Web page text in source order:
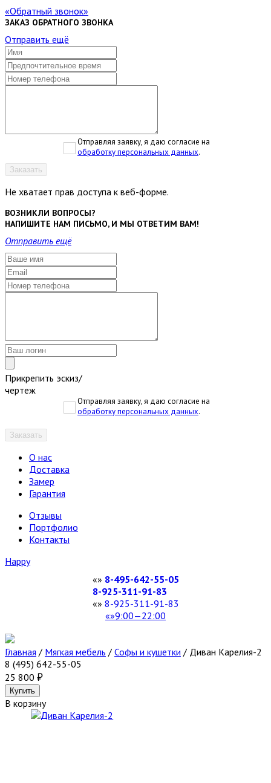
Обратный звонок
ЗАКАЗ ОБРАТНОГО ЗВОНКА
Отправить ещё
Отправляя заявку, я даю согласие на
обработку персональных данных.
Заказать
Не хватает прав доступа к веб-форме.
ВОЗНИКЛИ ВОПРОСЫ?
НАПИШИТЕ НАМ ПИСЬМО, И МЫ ОТВЕТИМ ВАМ!
Отправить ещё
Прикрепить эскиз/
чертеж
Отправляя заявку, я даю согласие на
обработку персональных данных.
Заказать
О нас
Доставка
Замер
Гарантия
Отзывы
Портфолио
Контакты
Happy
8-495-642-55-05
8-925-311-91-83
8-925-311-91-83
9:00—22:00
Главная / Мягкая мебель / Софы и кушетки / Диван Карелия-2
8 (495) 642-55-05
25 800
В корзину